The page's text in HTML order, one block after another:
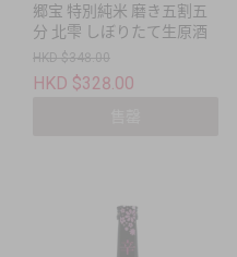
郷宝 特別純米 磨き五割五
分 北雫 しぼりたて生原酒
HKD $348.00
HKD $328.00